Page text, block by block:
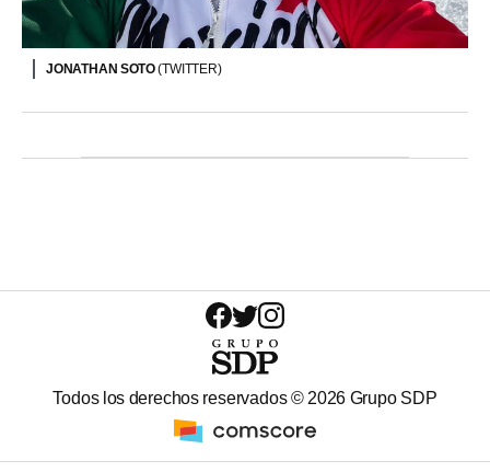
JONATHAN SOTO(TWITTER)
Todos los derechos reservados ©2026 Grupo SDP